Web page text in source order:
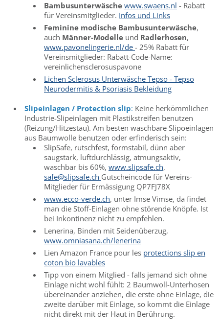
Bambusunterwäsche www.swaens.nl - Rabatt
für Vereinsmitglieder. Infos und Links
Feminine modische Bambusunterwäsche,
auch Männer-Modelle und Radlerhosen,
www.pavonelingerie.nl/de - 25% Rabatt für
Vereinsmitglieder: Rabatt-Code-Name:
vereinlichensclerosuspavone
Lichen Sclerosus Unterwäsche Tepso - Tepso
Neurodermitis & Psoriasis Bekleidung
Slipeinlagen / Protection slip: Keine herkömmlichen
Industrie-Slipeinlagen mit Plastikstreifen benutzen
(Reizung/Hitzestau). Am besten waschbare Slipoeinlagen
aus Baumwolle benutzen oder erfinderisch sein:
SlipSafe, rutschfest, formstabil, dünn aber
saugstark, luftdurchlässig, atmungsaktiv,
waschbar bis 60%, www.slipsafe.ch,
safe@slipsafe.ch Gutscheincode für Vereins-
Mitglieder für Ermässigung QP7FJ78X
www.ecco-verde.ch, unter Imse Vimse, da findet
man die Stoff-Einlagen ohne störende Knöpfe. Ist
bei Inkontinenz nicht zu empfehlen.
Lenerina, Binden mit Seidenüberzug,
www.omniasana.ch/lenerina
Lien Amazon France pour les protections slip en
coton bio lavables
Tipp von einem Mitglied - falls jemand sich ohne
Einlage nicht wohl fühlt: 2 Baumwoll-Unterhosen
übereinander anziehen, die erste ohne Einlage, die
zweite darüber mit Einlage, so kommt die Einlage
nicht direkt mit der Haut in Berührung.